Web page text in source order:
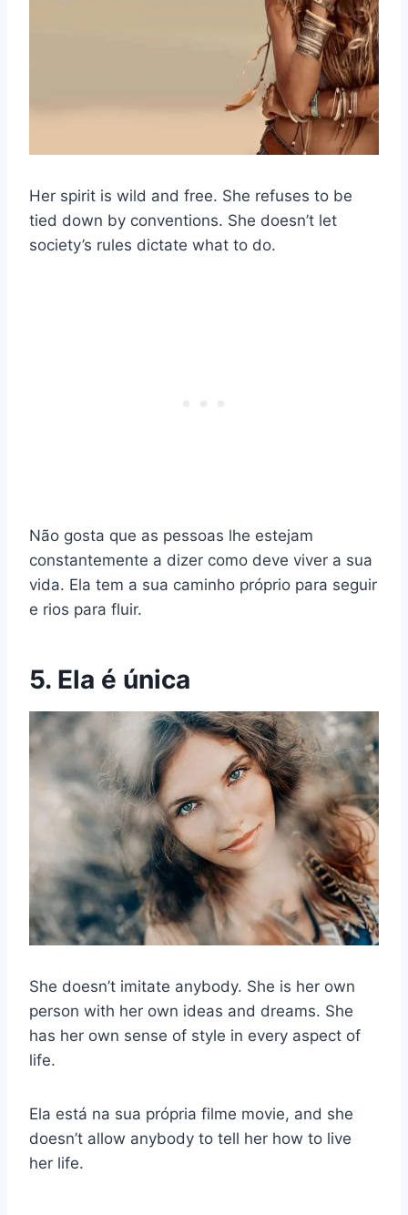
Her spirit is wild and free. She refuses to be
tied down by conventions. She doesn’t let
society’s rules dictate what to do.
Não gosta que as pessoas lhe estejam
constantemente a dizer como deve viver a sua
vida. Ela tem a sua caminho próprio para seguir
e rios para fluir.
5. Ela é única
She doesn’t imitate anybody. She is her own
person with her own ideas and dreams. She
has her own sense of style in every aspect of
life.
Ela está na sua própria filme movie, and she
doesn’t allow anybody to tell her how to live
her life.